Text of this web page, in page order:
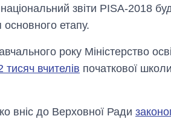
звіти PISA-2018
основного етапу.
року Міністерство
тисяч вчителів початкової
вніс до Верховної Ради